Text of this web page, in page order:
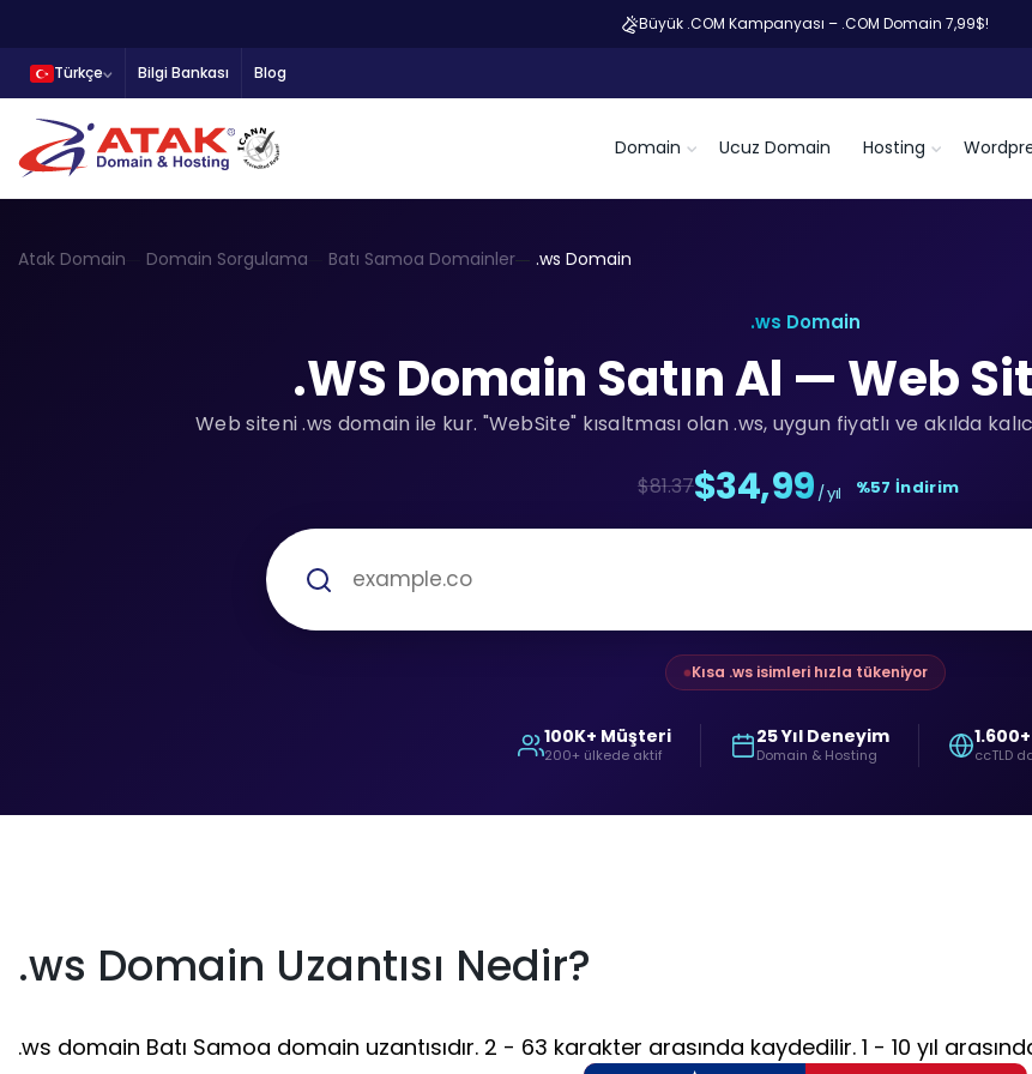
Büyük .COM Kampanyası – .COM Domain 7,99$!
Türkçe Bilgi Bankası Blog
Domain Ucuz Domain Hosting
Atak Domain Domain Sorgulama Batı Samoa Domainler .ws Domain
.ws Domain
.WS Domain Satın Al — Web
Web siteni .ws domain ile kur. "WebSite" kısaltması olan .ws, uygun fiyatlı ve akılda
$81.37$34,99 / yıl %57 İndirim
Kısa .ws isimleri hızla tükeniyor
100K+ Müşteri
200+ ülkede aktif
25 Yıl Deneyim
Domain & Hosting ccTLD
.ws Domain Uzantısı Nedir?
.ws domain Batı Samoa domain uzantısıdır. 2 - 63 karakter arasında kaydedilir. 1 - 10 yıl